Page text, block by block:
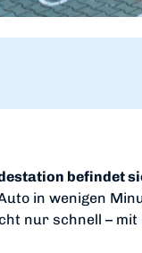
befindet
in wenigen
nur schnell –